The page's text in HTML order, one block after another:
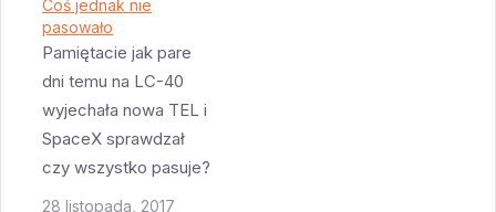
choć szanse na start
FH są znacząco
większe niż na start
F9 - po pierwsze
większość brzydkiej…
Coś jednak nie
pasowało
Pamiętacie jak pare
dni temu na LC-40
wyjechała nowa TEL i
SpaceX sprawdzał
czy wszystko pasuje?
Okazuje się że nie
28 listopada, 2017